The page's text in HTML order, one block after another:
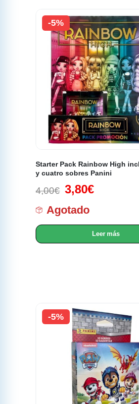
-5%
Starter Pack Rainbow High
y cuatro sobres Panini
4,00€ 3,80€
Agotado
Leer más
-5%